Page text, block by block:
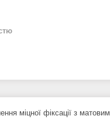
міцної фіксації з матовим